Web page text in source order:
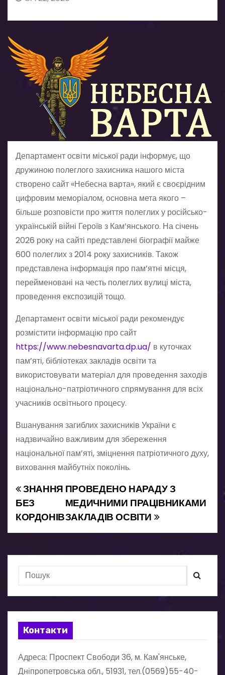
Департамент освіти міської ради інформує, що
дружиною полеглого захисника нашого міста
створено сайт «Небесна варта», який є своєрідним
цифровим меморіалом, основна мета якого –
більше розповісти про життя полеглих у російсько-
українській війні Героїв з Кам’янського. На січень
2026 року на сайті представлені біографії майже
600 полеглих з 2014 року захисників. Також
представлена інформація про пам’ятні місця,
перейменовані на честь полеглих вулиці міста,
проведення експозицій тощо.
Департамент освіти міської ради рекомендує
розмістити інформацію про сайт
https://www.nebesnavarta.dp.ua/ в куточках
пам’яті, бібліотеках закладів освіти та
використовувати матеріал для проведення заходів
національно-патріотичного спрямування для всіх
учасників освітнього процесу.
Вшанування загиблих захисників України є
надзвичайно важливим для збереження
національної пам’яті, зміцнення патріотичного духу,
виховання майбутніх поколінь.
Н
а
в
і
а
ц
і
я
ПРОВЕДЕНО НАРАДУ З
МЕДИЧНИМИ ПРАЦІВНИКАМИ
ЗАКЛАДІВ ОСВІТИ
ЗНАННЯ
БЕЗ
КОРДОНІВ
Контакти
Адреса: Проспект Свободи 36, м. Кам'янське,
Дніпропетровська обл., 51931, тел.(0569)55-40-